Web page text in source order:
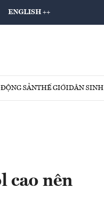
ENGLISH ++
SẢNTHẾ GIỚIDÂN SINH
cao nên